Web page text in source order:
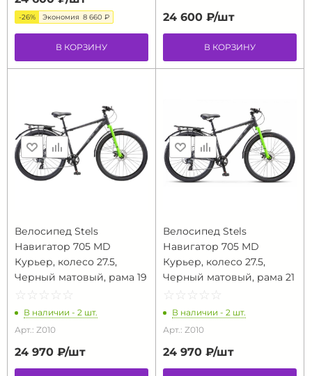
-26% Экономия 8 660 ₽
В КОРЗИНУ
24 600 ₽/шт
В КОРЗИНУ
Велосипед Stels
Навигатор 705 MD
Курьер, колесо 27.5,
Черный матовый, рама 19
☆ ☆ ☆ ☆ ☆
★ ★ ★ ★ ★
В наличии - 2 шт.
Арт.: Z010
24 970 ₽/шт
Велосипед Stels
Навигатор 705 MD
Курьер, колесо 27.5,
Черный матовый, рама 21
☆ ☆ ☆ ☆ ☆
★ ★ ★ ★ ★
В наличии - 2 шт.
Арт.: Z010
24 970 ₽/шт